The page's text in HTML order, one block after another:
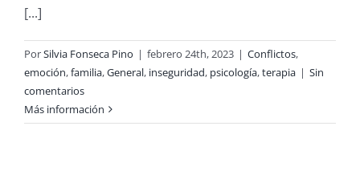
[...]
PorSilvia Fonseca Pino | febrero 24th, 2023 | Conflictos,
emoción,familia,General, inseguridad, psicología,terapia | Sin
comentarios
Más información